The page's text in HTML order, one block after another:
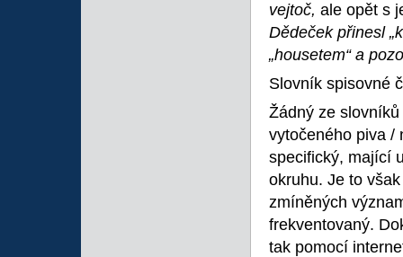
vejtoč, ale opět s
Dědeček přinesl
„housetem“ a
Slovník spisovné
Žádný ze
vytočeného piva /
specifický, mající
okruhu. Je to
zmíněných
frekventovaný.
tak pomocí